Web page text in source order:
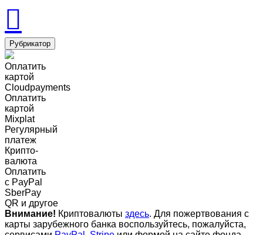
Рубрикатор
Оплатить
картой
Cloudpayments
Оплатить
картой
Mixplat
Регулярный
платеж
Крипто-
валюта
Оплатить
c PayPal
SberPay
QR и другое
Внимание! Криптовалюты здесь. Для пожертвования с
карты зарубежного банка воспользуйтесь, пожалуйста,